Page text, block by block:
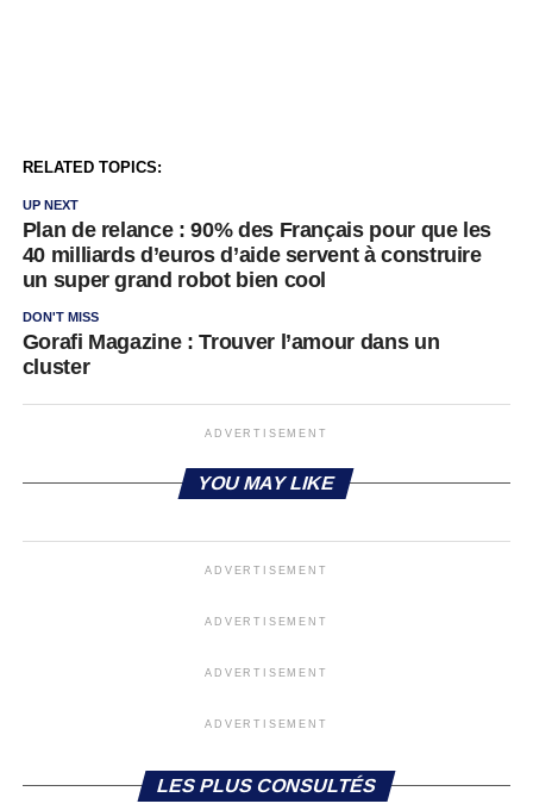
RELATED TOPICS:
UP NEXT
Plan de relance : 90% des Français pour que les
40 milliards d’euros d’aide servent à construire
un super grand robot bien cool
DON'T MISS
Gorafi Magazine : Trouver l’amour dans un
cluster
ADVERTISEMENT
YOU MAY LIKE
ADVERTISEMENT
ADVERTISEMENT
ADVERTISEMENT
ADVERTISEMENT
LES PLUS CONSULTÉS